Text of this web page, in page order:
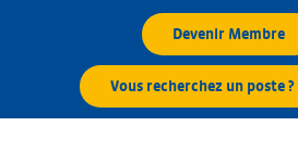
Devenir Membre
Vous recherchez un poste ?